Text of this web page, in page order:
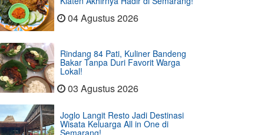
04 Agustus 2026
Rindang 84 Pati, Kuliner Bandeng
Bakar Tanpa Duri Favorit Warga
Lokal!
03 Agustus 2026
Joglo Langit Resto Jadi Destinasi
Wisata Keluarga All in One di
Semarang!